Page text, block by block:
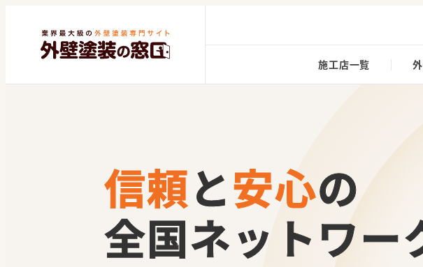
施工店一覧
信頼と安心の
全国ネットワー